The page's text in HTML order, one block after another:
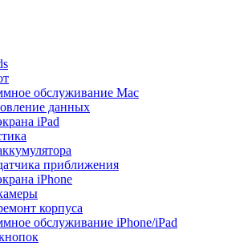
обслуживание Mac
данных
iPad
приближения
iPhone
корпуса
обслуживание iPhone/iPad